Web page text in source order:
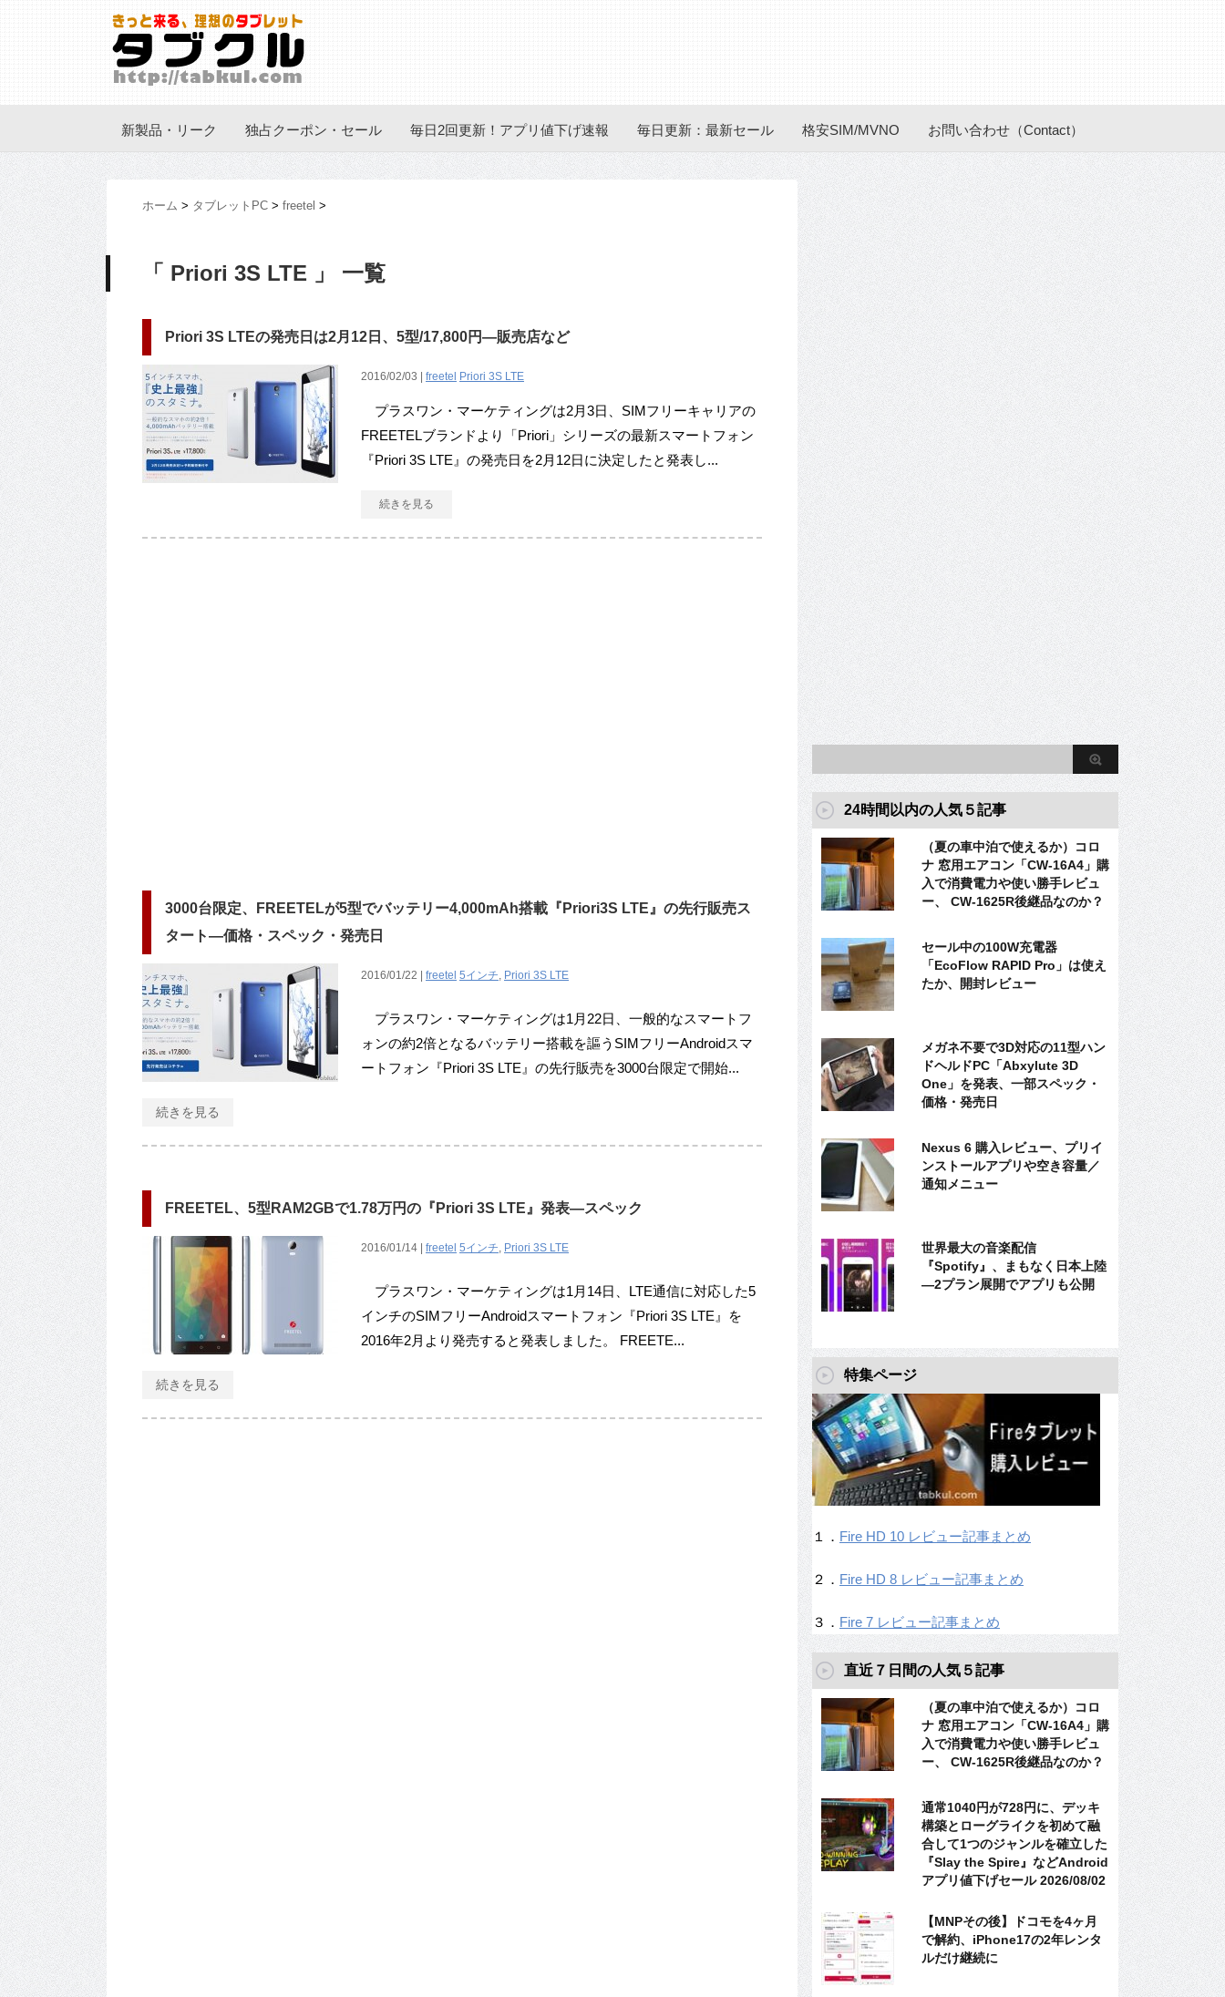
新製品・リーク 独占クーポン・セール 毎日2回更新！アプリ値下げ速報 毎日更新：最新セール 格安SIM/MVNO お問い合わせ（Contact）
ホーム > タブレットPC > freetel >
「 Priori 3S LTE 」 一覧
Priori 3S LTEの発売日は2月12日、5型/17,800円―販売店など
2016/02/03 | freetel Priori 3S LTE
プラスワン・マーケティングは2月3日、SIMフリーキャリアの
FREETELブランドより「Priori」シリーズの最新スマートフォン
『Priori 3S LTE』の発売日を2月12日に決定したと発表し...
続きを見る
3000台限定、FREETELが5型でバッテリー4,000mAh搭載『Priori3S LTE』の先行販売ス
タート―価格・スペック・発売日
2016/01/22 | freetel 5インチ, Priori 3S LTE
プラスワン・マーケティングは1月22日、一般的なスマートフ
ォンの約2倍となるバッテリー搭載を謳うSIMフリーAndroidスマ
ートフォン『Priori 3S LTE』の先行販売を3000台限定で開始...
続きを見る
FREETEL、5型RAM2GBで1.78万円の『Priori 3S LTE』発表―スペック
2016/01/14 | freetel 5インチ, Priori 3S LTE
プラスワン・マーケティングは1月14日、LTE通信に対応した5
インチのSIMフリーAndroidスマートフォン『Priori 3S LTE』を
2016年2月より発売すると発表しました。 FREETE...
続きを見る
24時間以内の人気５記事
（夏の車中泊で使えるか）コロ
ナ 窓用エアコン「CW-16A4」購
入で消費電力や使い勝手レビュ
ー、 CW-1625R後継品なのか？
セール中の100W充電器
「EcoFlow RAPID Pro」は使え
たか、開封レビュー
メガネ不要で3D対応の11型ハン
ドヘルドPC「Abxylute 3D
One」を発表、一部スペック・
価格・発売日
Nexus 6 購入レビュー、プリイ
ンストールアプリや空き容量／
通知メニュー
世界最大の音楽配信
『Spotify』、まもなく日本上陸
―2プラン展開でアプリも公開
特集ページ
１． Fire HD 10 レビュー記事まとめ
２． Fire HD 8 レビュー記事まとめ
３． Fire 7 レビュー記事まとめ
直近７日間の人気５記事
（夏の車中泊で使えるか）コロ
ナ 窓用エアコン「CW-16A4」購
入で消費電力や使い勝手レビュ
ー、 CW-1625R後継品なのか？
通常1040円が728円に、デッキ
構築とローグライクを初めて融
合して1つのジャンルを確立した
『Slay the Spire』などAndroid
アプリ値下げセール 2026/08/02
【MNPその後】ドコモを4ヶ月
で解約、iPhone17の2年レンタ
ルだけ継続に